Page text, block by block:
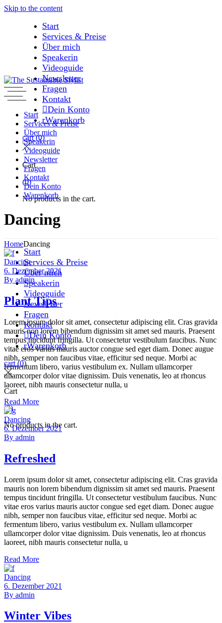
Skip to the content
Start
Services & Preise
Über mich
Speakerin
Videoguide
Newsletter
Fragen
Kontakt
Dein Konto
Warenkorb
cart (0)
Cart
(0)
No products in the cart.
Start
Services & Preise
Über mich
Speakerin
Videoguide
Newsletter
Fragen
Kontakt
Dein Konto
Warenkorb
cart (0)
Cart
(0)
No products in the cart.
Start
Services & Preise
Über mich
Speakerin
Videoguide
Newsletter
Fragen
Kontakt
Dein Konto
Warenkorb
Dancing
HomeDancing
Dancing
6. Dezember 2021
By admin
Plant Tips
Lorem ipsum dolor sit amet, consectetur adipiscing elit. Cras gravida
mauris non lorem bibendum dignissim sit amet sed mauris. Praesent
tempus tincidunt fringilla. Ut consectetur vestibulum faucibus. Nunc
vitae eros varius mauris auctor congue sed eget diam. Donec augue
nibh, semper non faucibus vitae, efficitur sed neque. Morbi ac
fermentum libero, varius vestibulum ex. Nullam ullamcorper
ullamcorper dolor vitae dignissim. Duis venenatis, leo at rhoncus
laoreet, nibh mauris consectetur nulla, u
Read More
Dancing
6. Dezember 2021
By admin
Refreshed
Lorem ipsum dolor sit amet, consectetur adipiscing elit. Cras gravida
mauris non lorem bibendum dignissim sit amet sed mauris. Praesent
tempus tincidunt fringilla. Ut consectetur vestibulum faucibus. Nunc
vitae eros varius mauris auctor congue sed eget diam. Donec augue
nibh, semper non faucibus vitae, efficitur sed neque. Morbi ac
fermentum libero, varius vestibulum ex. Nullam ullamcorper
ullamcorper dolor vitae dignissim. Duis venenatis, leo at rhoncus
laoreet, nibh mauris consectetur nulla, u
Read More
Dancing
6. Dezember 2021
By admin
Winter Vibes